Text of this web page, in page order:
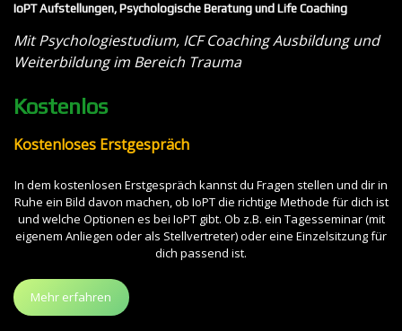
IoPT Aufstellungen, Psychologische Beratung und Life Coaching
Mit Psychologiestudium, ICF Coaching Ausbildung und
Weiterbildung im Bereich Trauma
Kostenlos
Kostenloses Erstgespräch
In dem kostenlosen Erstgespräch kannst du Fragen stellen und dir in
Ruhe ein Bild davon machen, ob IoPT die richtige Methode für dich ist
und welche Optionen es bei IoPT gibt. Ob z.B. ein Tagesseminar (mit
eigenem Anliegen oder als Stellvertreter) oder eine Einzelsitzung für
dich passend ist.
Mehr erfahren